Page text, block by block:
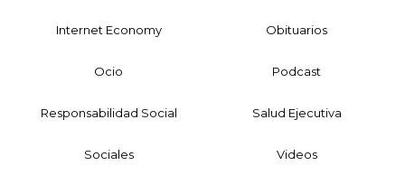
Internet Economy Obituarios
Ocio Podcast
Responsabilidad Social Salud Ejecutiva
Sociales Videos